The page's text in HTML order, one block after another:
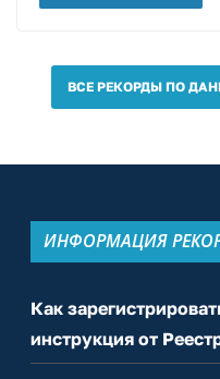
ВСЕ РЕКОРДЫ ПО
ИНФОРМАЦИЯ
Как
инструкция от